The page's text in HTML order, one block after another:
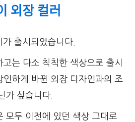
외장 컬러
출시되었습니다.
는 다소 칙칙한 색상으로 출시
인하게 바뀐 외장 디자인과의 조
가 싶습니다.
모두 이전에 있던 색상 그대로